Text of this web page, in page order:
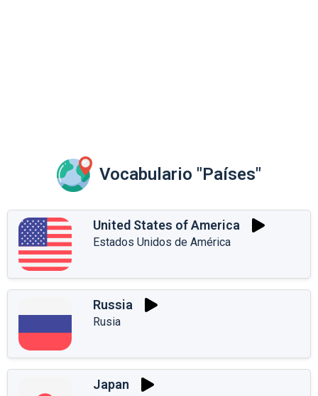
Vocabulario "Países"
United States of America
Estados Unidos de América
Russia
Rusia
Japan